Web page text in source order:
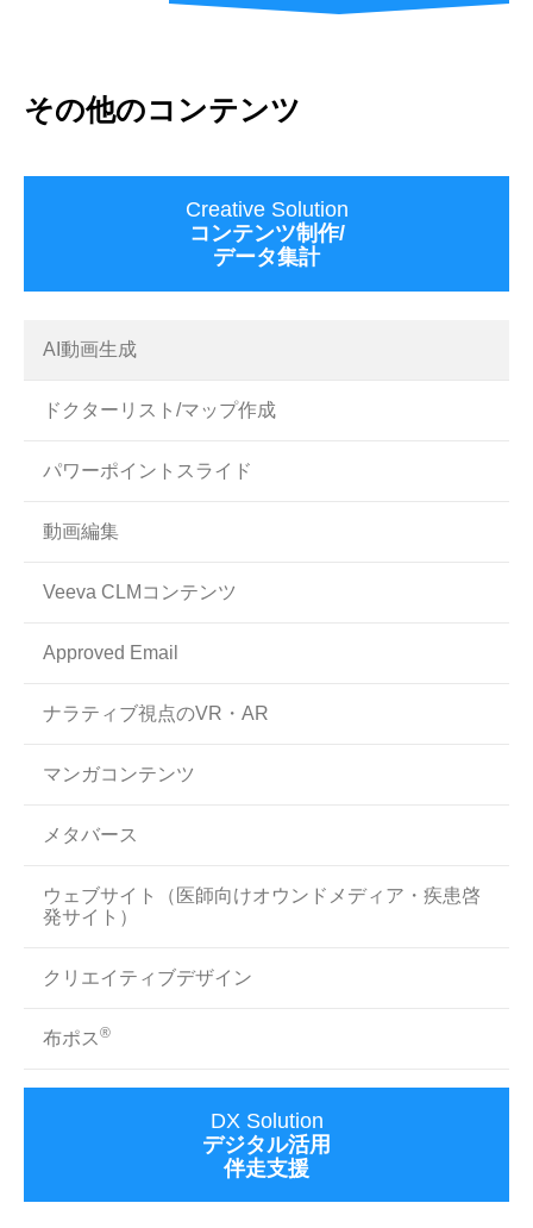
その他のコンテンツ
Creative Solution
コンテンツ制作/
データ集計
AI動画生成
ドクターリスト/マップ作成
パワーポイントスライド
動画編集
Veeva CLMコンテンツ
Approved Email
ナラティブ視点のVR・AR
マンガコンテンツ
メタバース
ウェブサイト（医師向けオウンドメディア・疾患啓
発サイト）
クリエイティブデザイン
布ポス ®
DX Solution
デジタル活用
伴走支援